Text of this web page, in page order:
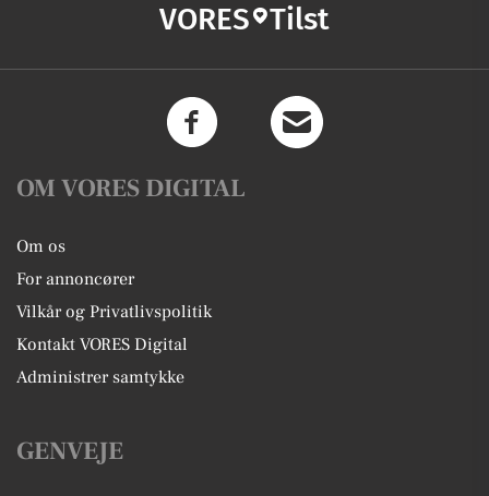
VORES Tilst
OM VORES DIGITAL
Om os
For annoncører
Vilkår og Privatlivspolitik
Kontakt VORES Digital
Administrer samtykke
GENVEJE